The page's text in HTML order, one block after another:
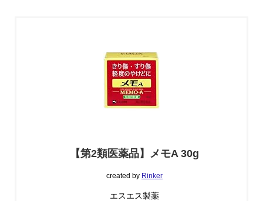
【第2類医薬品】メモA 30g
created by Rinker
エスエス製薬